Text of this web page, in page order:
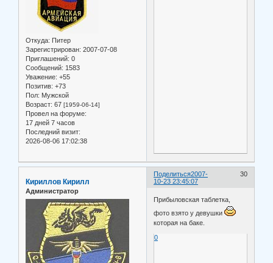
Откуда: Питер
Зарегистрирован: 2007-07-08
Приглашений: 0
Сообщений: 1583
Уважение: +55
Позитив: +73
Пол: Мужской
Возраст: 67 [1959-06-14]
Провел на форуме:
17 дней 7 часов
Последний визит:
2026-08-06 17:02:38
Поделиться 30
2007-
10-23 23:45:07
Кириллов Кирилл
Администратор
Прибыловская таблетка,
фото взято у девушки
которая на баке.
0